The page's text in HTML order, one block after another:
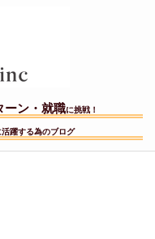
ーン・就職に挑戦！
躍する為のブログ